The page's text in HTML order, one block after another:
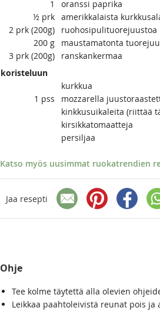
1
oranssi paprika
½ prk amerikkalaista
2 prk (200g)
ruohosipulituorejuustoa
200 g
maustamatonta
3 prk (200g)
ranskankermaa
koristeluun
kurkkua
1 pss
mozzarella
kinkkusuikaleita (riittää
kirsikkatomaatteja
persiljaa
Katso myös uusimmat ruokatrendien
Jaa resepti
Ohje
Tee kolme täytettä alla olevien
Leikkaa paahtoleivistä reunat pois